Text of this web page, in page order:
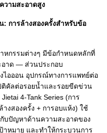
วามสะอาดสูง
การล้างสองครั้งสำหรับข้อ
หกรรมต่างๆ มีข้อกำหนดหลักที่
อาด — ส่วนประกอบ
ไอออน อุปกรณ์ทางการแพทย์ต่อ
ติคัลต่อรอยน้ำและรอยขีดข่วน
4-Tank Series (การ
งสองครั้ง + การอบแห้ง) ใช้
บปัญหาด้านความสะอาดของ
หมาย และทำให้กระบวนการ